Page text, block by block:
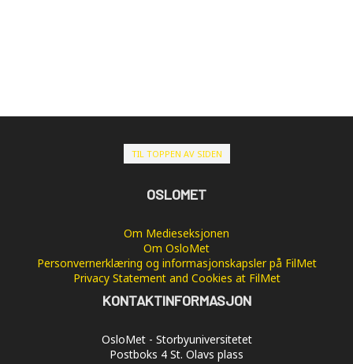
TIL TOPPEN AV SIDEN
OSLOMET
Om Medieseksjonen
Om OsloMet
Personvernerklæring og informasjonskapsler på FilMet
Privacy Statement and Cookies at FilMet
KONTAKTINFORMASJON
OsloMet - Storbyuniversitetet
Postboks 4 St. Olavs plass